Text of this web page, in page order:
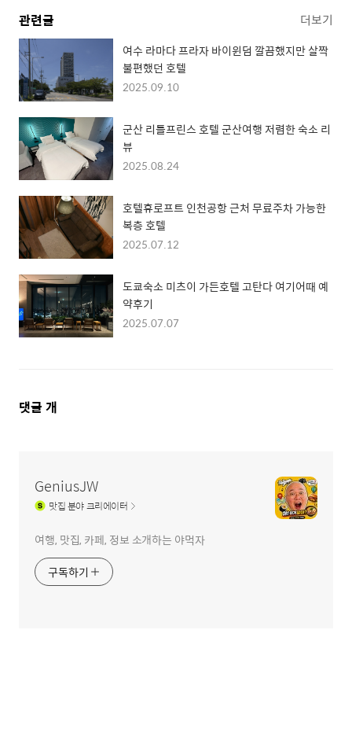
관련글 더보기
여수 라마다 프라자 바이윈덤 깔끔했지만 살짝
불편했던 호텔
2025.09.10
군산 리틀프린스 호텔 군산여행 저렴한 숙소 리
뷰
2025.08.24
호텔휴로프트 인천공항 근처 무료주차 가능한
복층 호텔
2025.07.12
도쿄숙소 미츠이 가든호텔 고탄다 여기어때 예
약후기
2025.07.07
댓
댓글 개
GeniusJW
맛집분야 크리에이터
여행, 맛집, 카페, 정보 소개하는 야먹자
구독하기